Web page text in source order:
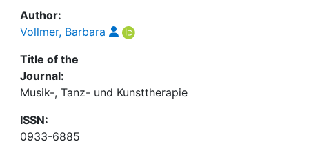
Author:
Vollmer, Barbara
Title of the
Journal:
Musik-, Tanz- und Kunsttherapie
ISSN:
0933-6885